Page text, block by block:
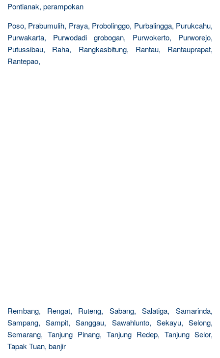
Pontianak, perampokan
Poso, Prabumulih, Praya, Probolinggo, Purbalingga, Purukcahu,
Purwakarta, Purwodadi grobogan, Purwokerto, Purworejo,
Putussibau, Raha, Rangkasbitung, Rantau, Rantauprapat,
Rantepao,
Rembang, Rengat, Ruteng, Sabang, Salatiga, Samarinda,
Sampang, Sampit, Sanggau, Sawahlunto, Sekayu, Selong,
Semarang, Tanjung Pinang, Tanjung Redep, Tanjung Selor,
Tapak Tuan, banjir